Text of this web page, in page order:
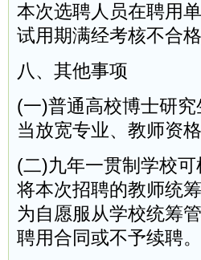
本次选聘人员在聘用
试用期满经考核不合
八、其他事项
(一)普通高校博士研
当放宽专业、教师资
(二)九年一贯制学校
将本次招聘的教师统
为自愿服从学校统筹
聘用合同或不予续聘。